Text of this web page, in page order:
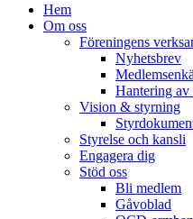
Hem
Om oss
Föreningens
Nyhetsbrev
Hantering av
Vision & styrning
Styrelse och kansli
Engagera dig
Stöd oss
Bli medlem
Gåvoblad